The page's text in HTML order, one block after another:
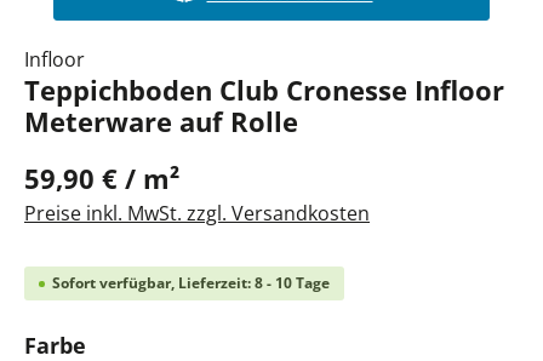
Infloor
Teppichboden Club Cronesse Infloor
Meterware auf Rolle
59,90 € / m²
Preise inkl. MwSt. zzgl. Versandkosten
Sofort verfügbar, Lieferzeit: 8 - 10 Tage
Farbe